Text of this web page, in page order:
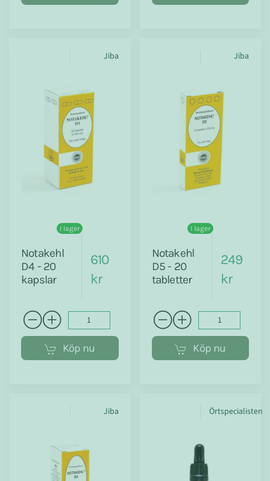
Jiba
I lager
Notakehl
D4 - 20
kapslar
610
kr
Köp nu
Jiba
I lager
Notakehl
D5 - 20
tabletter
249
kr
Köp nu
Jiba Örtspecialisten